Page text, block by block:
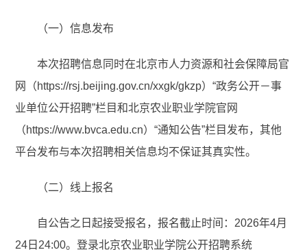
（一）信息发布
本次招聘信息同时在北京市人力资源和社会保障局官
网（https://rsj.beijing.gov.cn/xxgk/gkzp）“政务公开－事
业单位公开招聘”栏目和北京农业职业学院官网
（https://www.bvca.edu.cn）“通知公告”栏目发布，其他
平台发布与本次招聘相关信息均不保证其真实性。
（二）线上报名
自公告之日起接受报名，报名截止时间：2026年4月
24日24:00。登录北京农业职业学院公开招聘系统